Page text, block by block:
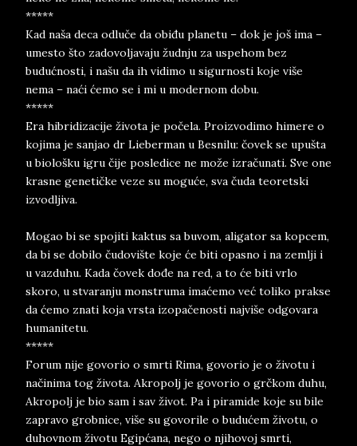
*****
Kad naša deca odluče da obiđu planetu – dok je još ima –
umesto što zadovoljavaju žudnju za uspehom bez
budućnosti, i našu da ih vidimo u sigurnosti koje više
nema – naći ćemo se i mi u modernom dobu.
*****
Era hibridizacije života je počela. Proizvodimo himere o
kojima je sanjao dr Lieberman u Besnilu: čovek se upušta
u biološku igru čije posledice ne može izračunati. Sve one
krasne genetičke veze su moguće, sva čuda teoretski
izvodljiva.
Mogao bi se spojiti kaktus sa buvom, aligator sa kopcem,
da bi se dobilo čudovište koje će biti opasno i na zemlji i
u vazduhu. Kada čovek dođe na red, a to će biti vrlo
skoro, u stvaranju monstruma imaćemo već toliko prakse
da ćemo znati koja vrsta izopačenosti najviše odgovara
humanitetu.
*****
Forum nije govorio o smrti Rima, govorio je o životu i
načinima tog života. Akropolj je govorio o grčkom duhu,
Akropolj je bio sam i sav život. Pa i piramide koje su bile
zapravo grobnice, više su govorile o budućem životu, o
duhovnom životu Egipćana, nego o njihovoj smrti,